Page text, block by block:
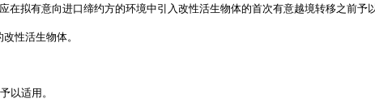
有意向进口缔约方的环境中引入改性活生物体的首次有意越境转移之前予以
性活生物体。
以适用。